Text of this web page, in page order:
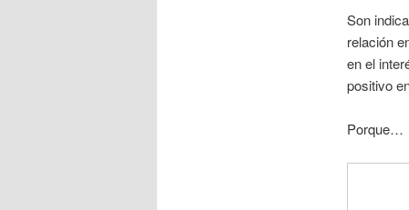
Son
relación
en el
positivo
Porque…